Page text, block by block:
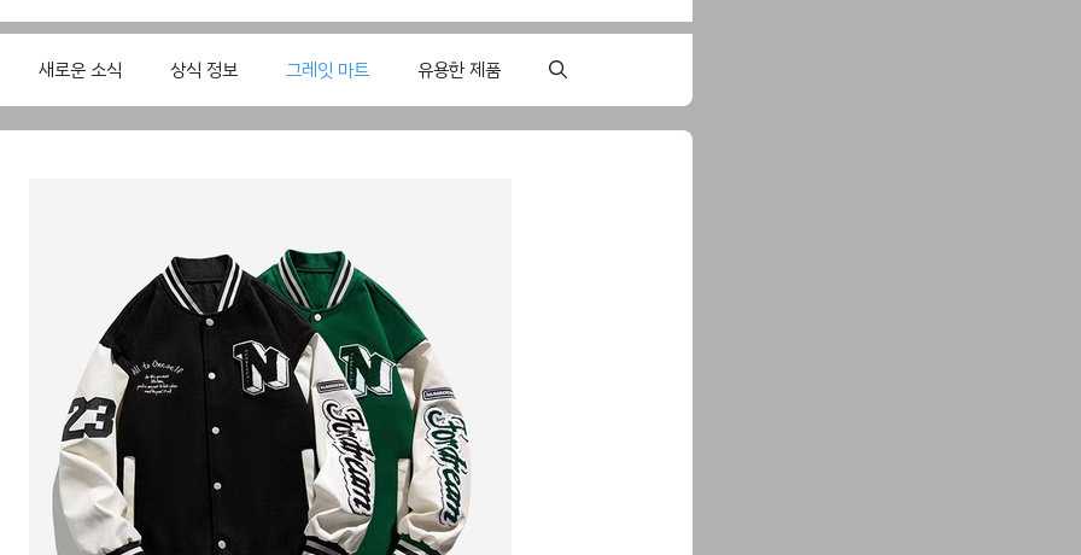
새로운 소식 상식 정보 그레잇 마트 유용한 제품